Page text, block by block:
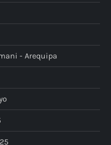
- Arequipa